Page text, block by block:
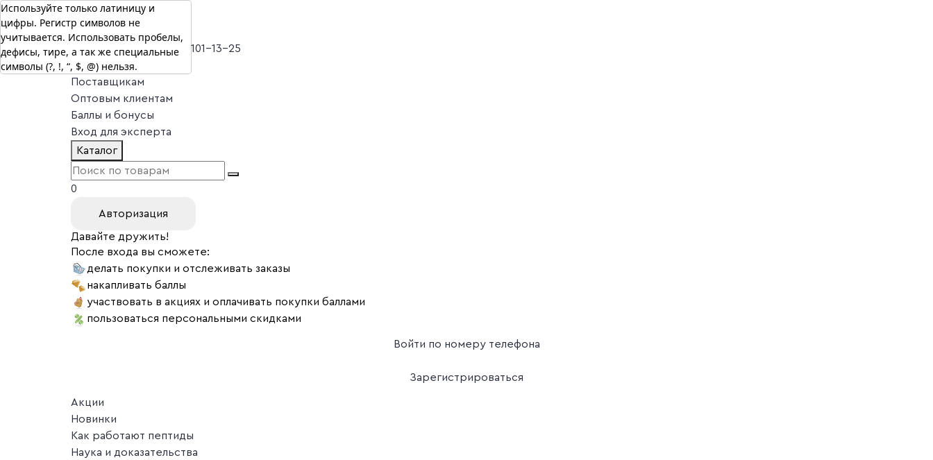
г. Москва
Vitual Peptide+7 (800) 101-13-25
Специалистам
Поставщикам
Оптовым клиентам
Баллы и бонусы
Вход для эксперта
Каталог
0
Авторизация
Давайте дружить!
После входа вы сможете:
делать покупки и отслеживать заказы
накапливать баллы
участвовать в акциях и оплачивать покупки баллами
пользоваться персональными скидками
Войти по номеру телефона
Зарегистрироваться
Акции
Новинки
Как работают пептиды
Наука и доказательства
Используйте только латиницу и
цифры. Регистр символов не
учитывается. Использовать пробелы,
дефисы, тире, а так же специальные
символы (?, !, “, $, @) нельзя.